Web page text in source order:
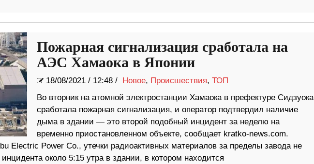
Пожарная сигнализация сработала на
АЭС Хамаока в Японии
18/08/2021/ 12:48 / Новое, Происшествия, ТОП
Во вторник на атомной электростанции Хамаока в префектуре Сидзуока
сработала пожарная сигнализация, и оператор подтвердил наличие
дыма в здании — это второй подобный инцидент за неделю на
временно приостановленном объекте, сообщает kratko-news.com.
Electric Power Co., утечки радиоактивных материалов за пределы завода не
около 5:15 утра в здании, в котором находится